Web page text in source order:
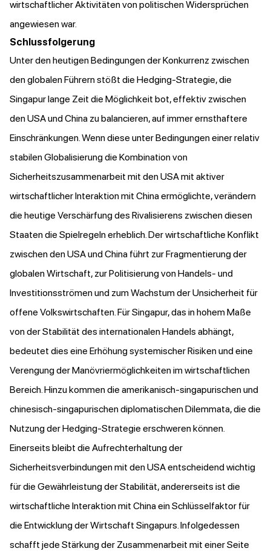
wirtschaftlicher Aktivitäten von politischen Widersprüchen
angewiesen war.
Schlussfolgerung
Unter den heutigen Bedingungen der Konkurrenz zwischen
den globalen Führern stößt die Hedging-Strategie, die
Singapur lange Zeit die Möglichkeit bot, effektiv zwischen
den USA und China zu balancieren, auf immer ernsthaftere
Einschränkungen. Wenn diese unter Bedingungen einer relativ
stabilen Globalisierung die Kombination von
Sicherheitszusammenarbeit mit den USA mit aktiver
wirtschaftlicher Interaktion mit China ermöglichte, verändern
die heutige Verschärfung des Rivalisierens zwischen diesen
Staaten die Spielregeln erheblich. Der wirtschaftliche Konflikt
zwischen den USA und China führt zur Fragmentierung der
globalen Wirtschaft, zur Politisierung von Handels- und
Investitionsströmen und zum Wachstum der Unsicherheit für
offene Volkswirtschaften. Für Singapur, das in hohem Maße
von der Stabilität des internationalen Handels abhängt,
bedeutet dies eine Erhöhung systemischer Risiken und eine
Verengung der Manövriermöglichkeiten im wirtschaftlichen
Bereich. Hinzu kommen die amerikanisch-singapurischen und
chinesisch-singapurischen diplomatischen Dilemmata, die die
Nutzung der Hedging-Strategie erschweren können.
Einerseits bleibt die Aufrechterhaltung der
Sicherheitsverbindungen mit den USA entscheidend wichtig
für die Gewährleistung der Stabilität, andererseits ist die
wirtschaftliche Interaktion mit China ein Schlüsselfaktor für
die Entwicklung der Wirtschaft Singapurs. Infolgedessen
schafft jede Stärkung der Zusammenarbeit mit einer Seite